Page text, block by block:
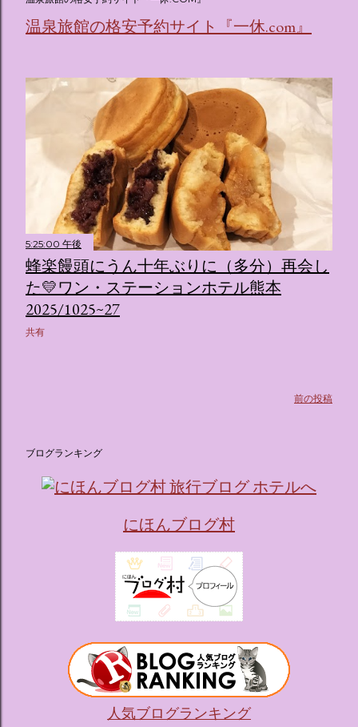
はなく、2026年7月15日から東京・新宿でスタートする サン
リオキャラクターズの体験型・没入型展示イベント の名称で
陸となります。 まるで本当にラグジュアリーホテルにチェッ
クインしてルームツアーを楽しむような、特別な空間が演出
されています。その魅力をいくつかのかたまりに分けてご紹
介します。 🔑 1. コンセプトは「サンリオキャラが考える夢
のホテル」 デジタルメディア技術で世界的に知られるクリエ
イティブプロダクション「d'strict」が手掛けており、五感を
刺激する美しいデジタルアートとストーリー性の高い全11の
テーマブースで構成されています。 チェックインからスター
ト ：ピンクを基調とした華やかなエントランスロビーでルー
ムキーを受け取り、まるでホテルに滞在するかのような没入
感を味わいながら進んでいきます。ロビーではお花をまとっ
たポムポムプリンが出迎えてくれます。 幻想的な共有スペー
ス ：きらめく光に満ちたガーデンや、美しいボールルーム
（舞踏会）、さらには本物の砂を使ったピンク色の美しいビ
ーチ（ポチャッコの隣に座れるエリア）など、写真映え間違
人気キャラクターたちがそれぞれの“好き”や理想を詰め込ん
温泉旅館の格安予約サイト『一休.com』
5:25:00 午後
蜂楽饅頭にうん十年ぶりに（多分）再会し
た💛ワン・ステーションホテル熊本
2025/1025~27
共有
前の投稿
ブログランキング
にほんブログ村
人気ブログランキング